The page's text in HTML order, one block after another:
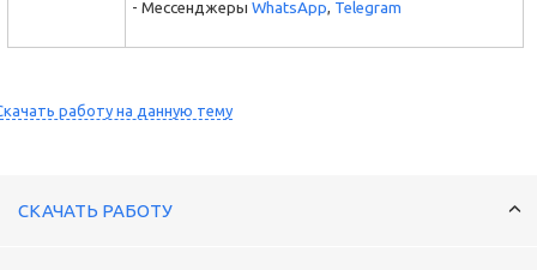
- Мессенджеры WhatsApp, Telegram
работу на данную тему
СКАЧАТЬ РАБОТУ